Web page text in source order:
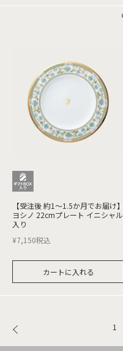
【受注後 約1～1.5か月でお届け】
ヨシノ 22cmプレート イニシャル
入り
¥7,150税込
カートに入れる
1